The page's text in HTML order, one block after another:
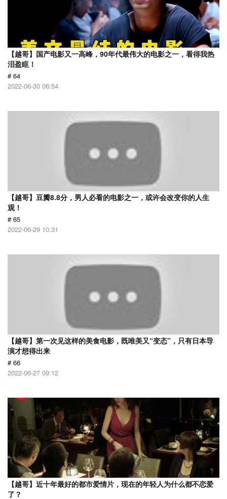
【越哥】国产电影又一高峰，90年代最伟大的电影之一，看得我热
泪盈眶！
# 64
2022-06-30 06:54
【越哥】豆瓣8.8分，男人必看的电影之一，或许会改变你的人生
观！
# 65
2022-06-29 10:31
【越哥】第一次见这样的美食电影，既唯美又“变态”，只有日本导
演才想得出来
# 66
2022-06-27 09:12
【越哥】近十年最好的都市爱情片，现在的年轻人为什么都不恋爱
了？